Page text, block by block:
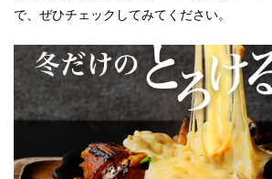
で、ぜひチェックしてみてください。